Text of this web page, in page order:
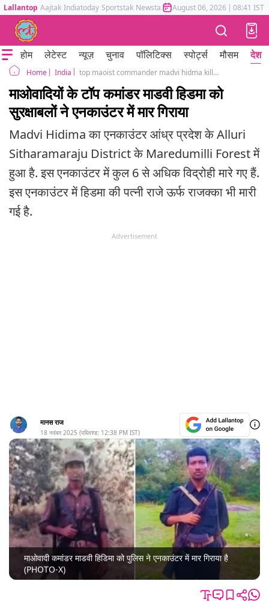
Lallantop Aajtak Indiatoday Sportstak Newstak Mumbai Tak Astrotak
August 06, 2026 | 08:41 IST
होम लेटेस्ट न्यूज़ चुनाव पॉलिटिक्स स्पोर्ट्स मौसम देश
Home India top maoist commander madvi hidma killed in encounter had bounty of 50 lakh
माओवादियों के टॉप कमांडर माडवी हिडमा को
सुरक्षाबलों ने एनकाउंटर में मार गिराया
Madvi Hidima का एनकाउंटर आंध्र प्रदेश के Alluri
Sitharamaraju District के Maredumilli Forest में
हुआ है. इस एनकाउंटर में कुल 6 से अधिक विद्रोही मारे गए हैं.
इस एनकाउंटर में हिडमा की पत्नी राजे ऊर्फ राजक्का भी मारी
गई है.
Advertisement
मानस राज
18 नवंबर 2025 (पब्लिश्ड: 12:38 PM IST)
माओवादी कमांडर माडवी हिडिमा को पुलिस ने एनकाउंटर में मार गिराया है
(PHOTO-X)